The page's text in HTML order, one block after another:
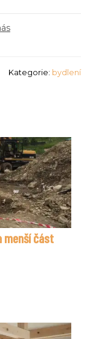
Kategorie: bydlení
menší část